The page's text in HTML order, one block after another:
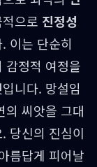
으로 진정성
이는 단순히
감정적 여정을
니다. 망설임
의 씨앗을 그대
당신의 진심이
름답게 피어날